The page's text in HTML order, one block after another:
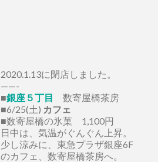
2020.1.13に閉店しました。
——-
■銀座５丁目
数寄屋橋茶房
■6/25(土) カフェ
■数寄屋橋の氷菓 1,100円
日中は、気温がぐんぐん上昇。
少し涼みに、東急プラザ銀座6F
のカフェ、数寄屋橋茶房へ。